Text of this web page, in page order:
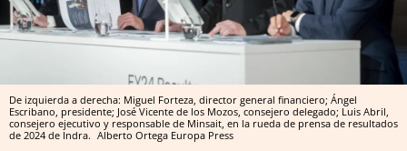
De izquierda a derecha: Miguel Forteza, director general financiero; Ángel
Escribano, presidente; José Vicente de los Mozos, consejero delegado; Luis Abril,
consejero ejecutivo y responsable de Minsait, en la rueda de prensa de resultados
de 2024 de Indra. Alberto Ortega Europa Press